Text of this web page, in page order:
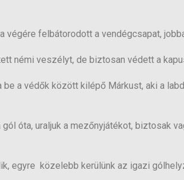
végére felbátorodott a vendégcsapat,
némi veszélyt, de biztosan védett a
be a védők között kilépő Márkust, aki a
gól óta, uraljuk a mezőnyjátékot, biztosak
egyre közelebb kerülünk az igazi